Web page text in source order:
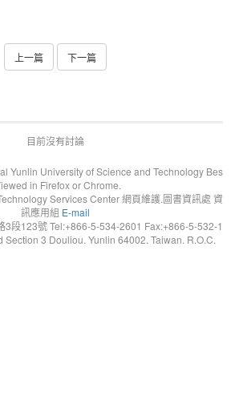
上一篇 下一篇
目前沒有討論
Yunlin University of Science and Technology Bes
in Firefox or Chrome.
Services Center 網頁維護.圖書資訊處 資
訊應用組 E-mail
3段123號 Tel:+866-5-534-2601 Fax:+866-5-532-1
3 Douliou. Yunlin 64002. Taiwan. R.O.C.